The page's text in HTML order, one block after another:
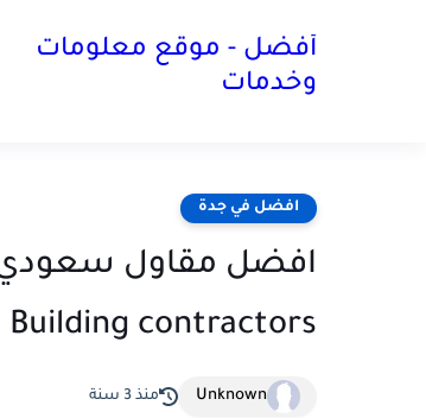
أفضل - موقع معلومات
وخدمات
افضل في جدة
افضل مقاول سعودي
Building contractors
Unknown منذ 3 سنة